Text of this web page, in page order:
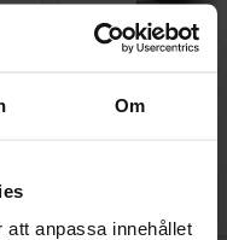
Om
att anpassa innehållet